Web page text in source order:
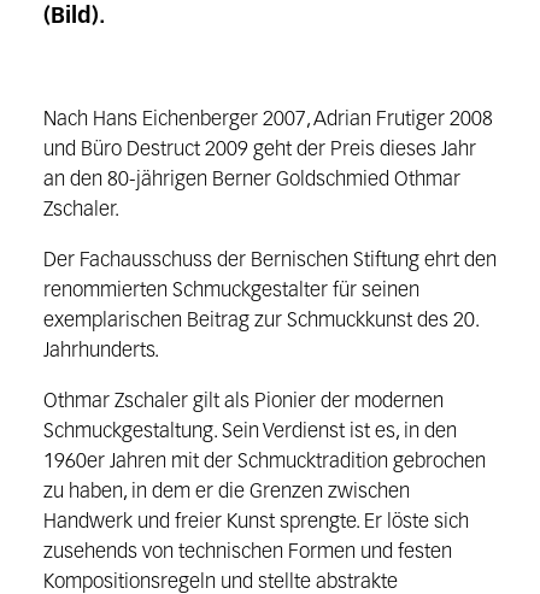
(Bild).
Nach Hans Eichenberger 2007, Adrian Frutiger 2008
und Büro Destruct 2009 geht der Preis dieses Jahr
an den 80-jährigen Berner Goldschmied Othmar
Zschaler.
Der Fachausschuss der Bernischen Stiftung ehrt den
renommierten Schmuckgestalter für seinen
exemplarischen Beitrag zur Schmuckkunst des 20.
Jahrhunderts.
Othmar Zschaler gilt als Pionier der modernen
Schmuckgestaltung. Sein Verdienst ist es, in den
1960er Jahren mit der Schmucktradition gebrochen
zu haben, in dem er die Grenzen zwischen
Handwerk und freier Kunst sprengte. Er löste sich
zusehends von technischen Formen und festen
Kompositionsregeln und stellte abstrakte